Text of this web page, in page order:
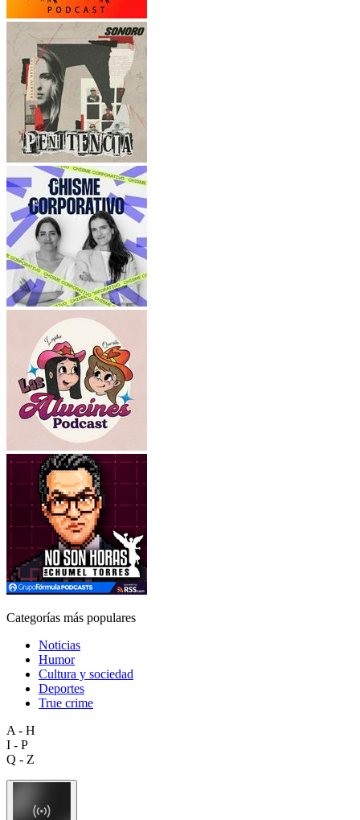
Categorías más populares
Noticias
Humor
Cultura y sociedad
Deportes
True crime
A - H
I - P
Q - Z